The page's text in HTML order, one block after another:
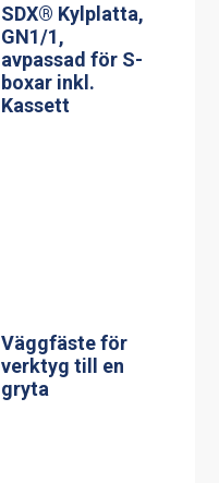
Väggfäste för
Stödpelare till
100 liters
bengryta